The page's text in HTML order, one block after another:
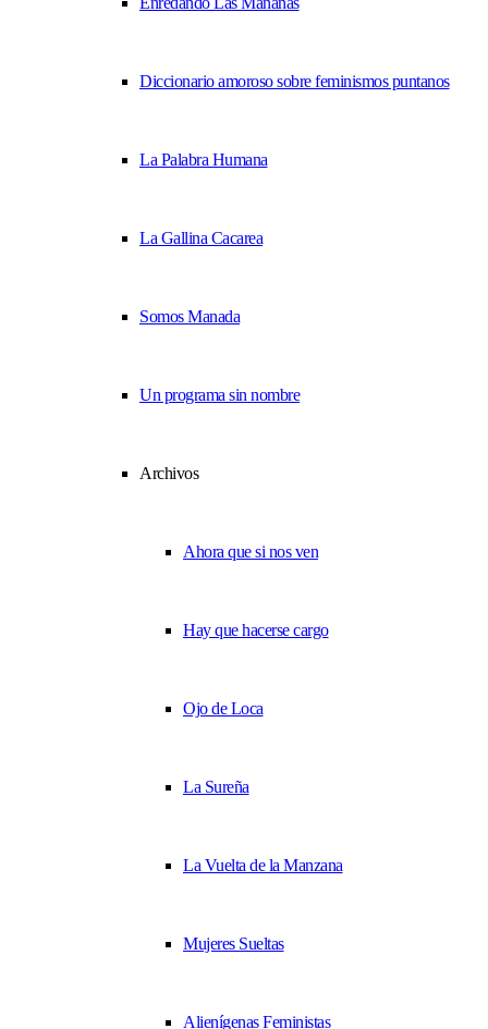
Diccionario amoroso sobre feminismos puntanos
La Palabra Humana
La Gallina Cacarea
Somos Manada
Un programa sin nombre
Archivos
Ahora que si nos ven
Hay que hacerse cargo
Ojo de Loca
La Sureña
La Vuelta de la Manzana
Mujeres Sueltas
Alienígenas Feministas